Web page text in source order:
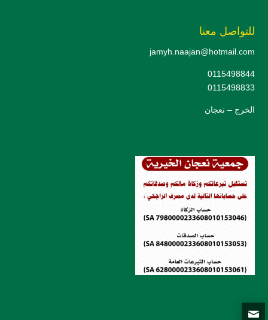
للتواصل معنا
jamyh.naajan@hotmail.com
0115498844
0115498833
الخرج – نعجان